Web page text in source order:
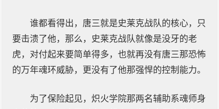
谁都看得出，唐三就是史莱克战队的核心，只
要击溃了他，那么，史莱克战队就像是没牙的老
虎，对付起来要简单得多，也就再没有唐三那恐怖
的万年魂环威胁，更没有了他那强悍的控制能力。
为了保险起见，炽火学院那两名辅助系魂师身